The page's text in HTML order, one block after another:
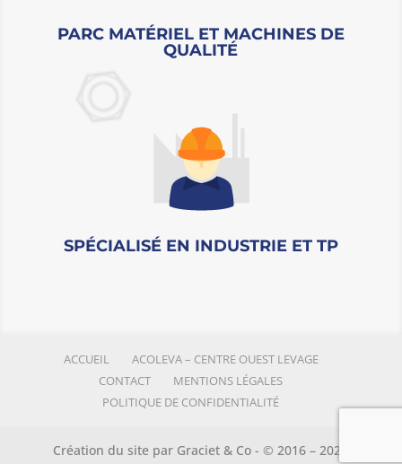
PARC MATÉRIEL ET MACHINES DE
QUALITÉ
SPÉCIALISÉ EN INDUSTRIE ET TP
ACCUEIL
ACOLEVA – CENTRE OUEST LEVAGE
CONTACT
MENTIONS LÉGALES
POLITIQUE DE CONFIDENTIALITÉ
Création du site par Graciet & Co - © 2016 – 2026